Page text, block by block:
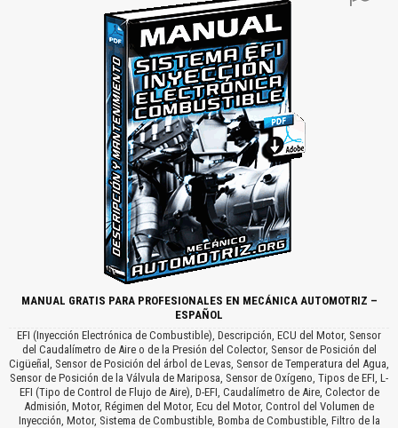
MANUAL GRATIS PARA PROFESIONALES EN MECÁNICA AUTOMOTRIZ –
ESPAÑOL
EFI (Inyección Electrónica de Combustible), Descripción, ECU del Motor, Sensor
del Caudalímetro de Aire o de la Presión del Colector, Sensor de Posición del
Cigüeñal, Sensor de Posición del árbol de Levas, Sensor de Temperatura del Agua,
Sensor de Posición de la Válvula de Mariposa, Sensor de Oxígeno, Tipos de EFI, L-
EFI (Tipo de Control de Flujo de Aire), D-EFI, Caudalímetro de Aire, Colector de
Admisión, Motor, Régimen del Motor, Ecu del Motor, Control del Volumen de
Inyección, Motor, Sistema de Combustible, Bomba de Combustible, Filtro de la